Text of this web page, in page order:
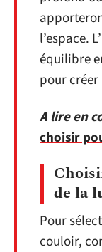
l’espace.
équilibre
pour
A lire en
choisir
de la
Pour
couloir,